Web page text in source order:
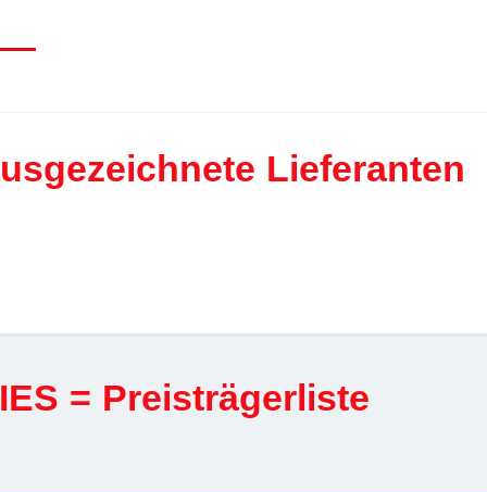
Lieferanten
= Preisträgerliste